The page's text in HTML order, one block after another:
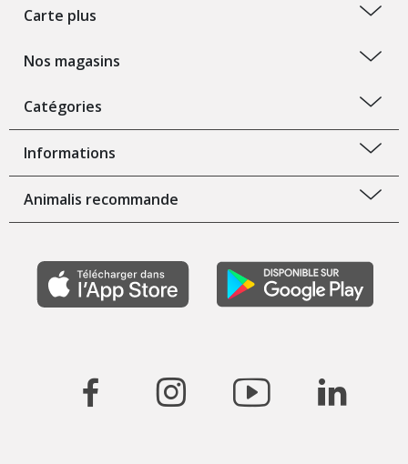
Carte plus
Nos magasins
Catégories
Informations
Animalis recommande